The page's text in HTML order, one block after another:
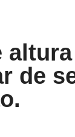
de